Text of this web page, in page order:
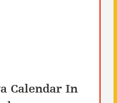
Calendar In